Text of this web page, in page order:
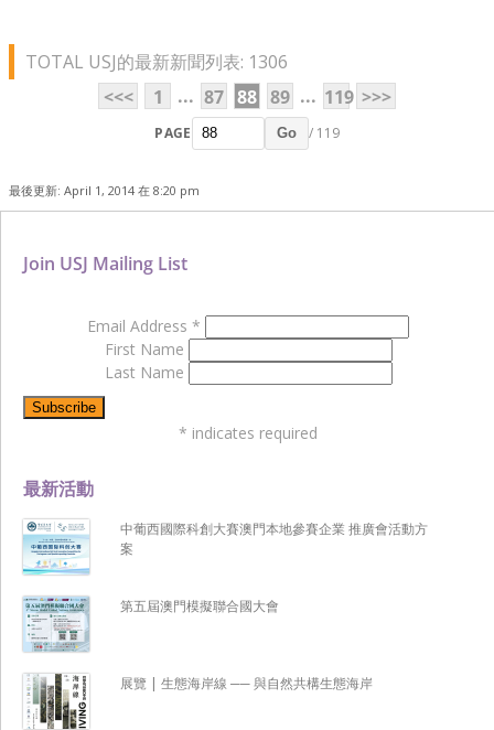
TOTAL USJ的最新新聞列表: 1306
<<<
1 ... 87 88 89 ... 119 >>>
PAGE Go / 119
最後更新: April 1, 2014 在 8:20 pm
最新活動
中葡西國際科創大賽澳門本地參賽企業 推廣會活動方
案
第五屆澳門模擬聯合國大會
展覽 | 生態海岸線 ── 與自然共構生態海岸
Join USJ Mailing List
Email Address *
First Name
Last Name
* indicates required